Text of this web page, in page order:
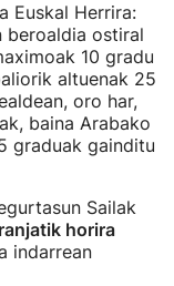
Euskal Herrira:
beroaldia ostiral
10 gradu
altuenak 25
oro har,
baina Arabako
graduak gainditu
Sailak
horira
indarrean